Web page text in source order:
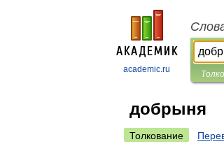
academic.ru
добрыня
Толкование